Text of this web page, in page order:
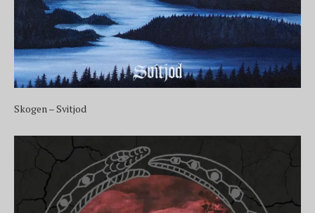
Skogen – Svitjod